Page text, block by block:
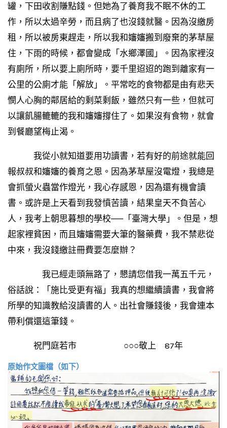
罐，下田收割賺點錢。但她為了養育我不眠不休的工
作，所以太過辛勞，而且病了也沒錢就醫。因為沒繳房
租，所以被房東趕走，所以我和嬸嬸搬到廢棄的茅草屋
住，下雨的時候，都會變成「水鄉澤國」。因為家裡沒
有廁所，所以要上廁所時，要千里迢迢的跑到離家有一
公里的公廁才能「解放」。平常吃的食物都是由有悲天
憫人心胸的鄰居給的剩菜剩飯，雖然只有一些，但就可
以讓飢腸轆轆的我和嬸嬸撐住了。如果沒有食物，就會
到餐廳望梅止渴。
我從小就知道要用功讀書，若有好的前途就能回
報叔叔和嬸嬸的養育之恩。因為茅草屋沒電燈，我總是
會抓螢火蟲當作燈光，我心存感恩，因為還有機會讀
書。或許是上天看到我發憤苦讀，結果皇天不負苦心
人，我考上朝思暮想的學校──「臺灣大學」。但是，想
起家裡貧困，而且嬸嬸需要大筆的醫藥費，我不禁悲從
中來，我沒錢繳註冊費要怎麼辦？
我已經走頭無路了，懇請您借我一萬五千元，
俗話說：「施比受更有福」我真的想繼續讀書，我會將
所學的知識教給沒讀書的人。出社會賺錢後，我會連本
帶利償還這筆錢。
祝門庭若市 ○○○敬上 87年
原始作文圖檔（如下）